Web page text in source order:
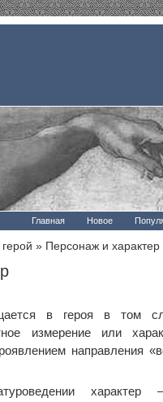
Главная Новое
» Персонаж и характер
в героя в том
измерение или
направления
характер